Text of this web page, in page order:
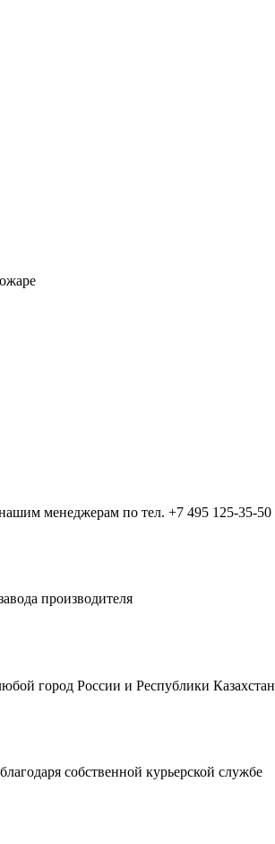
менеджерам по тел. +7 495 125-35-50
производителя
город России и Республики Казахстан
собственной курьерской службе